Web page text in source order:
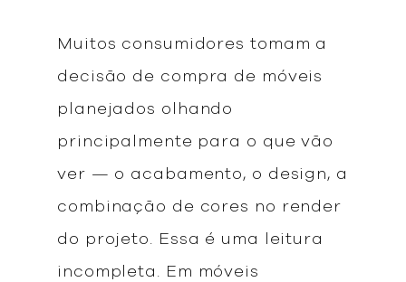
Muitos consumidores tomam a
decisão de compra de móveis
planejados olhando
principalmente para o que vão
ver — o acabamento, o design, a
combinação de cores no render
do projeto. Essa é uma leitura
incompleta. Em móveis